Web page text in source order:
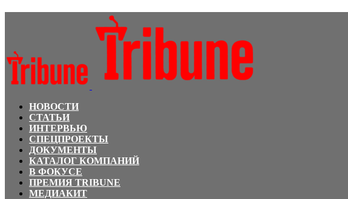
НОВОСТИ
СТАТЬИ
ИНТЕРВЬЮ
СПЕЦПРОЕКТЫ
ДОКУМЕНТЫ
КАТАЛОГ КОМПАНИЙ
В ФОКУСЕ
ПРЕМИЯ TRIBUNE
МЕДИАКИТ